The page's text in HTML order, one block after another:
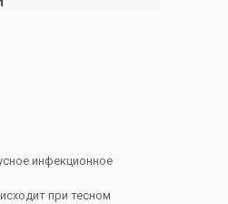
инфекционное
при тесном